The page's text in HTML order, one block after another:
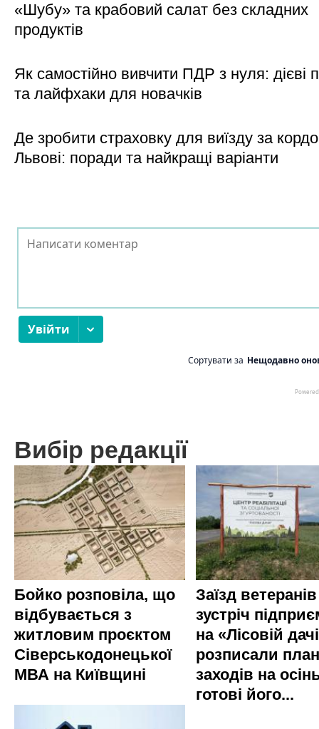
«Шубу» та крабовий салат без складних
продуктів
Як самостійно вивчити ПДР з нуля: дієві
та лайфхаки для новачків
Де зробити страховку для виїзду за
Львові: поради та найкращі варіанти
Вибір редакції
Бойко розповіла, що
відбувається з
житловим проєктом
Сіверськодонецької
МВА на Київщині
Заїзд
зустріч
на «Лісовій
розписали план
заходів на
готові його...